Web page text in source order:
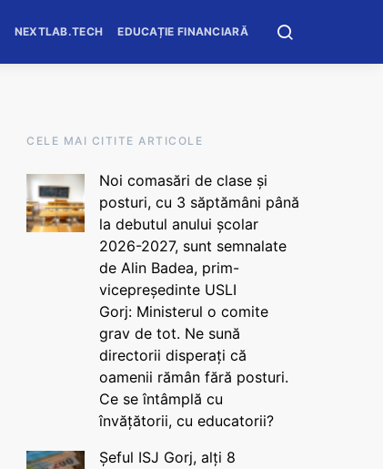
NEXTLAB.TECH EDUCAȚIE FINANCIARĂ
CELE MAI CITITE ARTICOLE
Noi comasări de clase și
posturi, cu 3 săptămâni până
la debutul anului școlar
2026-2027, sunt semnalate
de Alin Badea, prim-
vicepreședinte USLI
Gorj: Ministerul o comite
grav de tot. Ne sună
directorii disperați că
oamenii rămân fără posturi.
Ce se întâmplă cu
învățătorii, cu educatorii?
Șeful ISJ Gorj, alți 8